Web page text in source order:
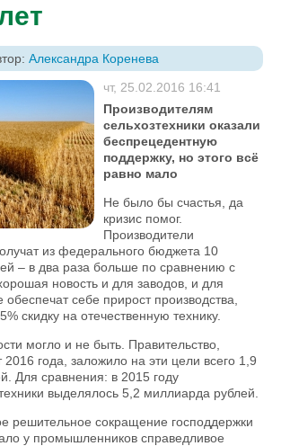
Александра Коренева
чт, 25.02.2016 16:41
Производителям
сельхозтехники оказали
беспрецедентную
поддержку, но этого всё
равно мало
Не было бы счастья, да
кризис помог.
Производители
из федерального бюджета 10
– в два раза больше по сравнению с
новость и для заводов, и для
себе прирост производства,
скидку на отечественную технику.
могло и не быть. Правительство,
года, заложило на эти цели всего 1,9
Для сравнения: в 2015 году
выделялось 5,2 миллиарда рублей.
решительное сокращение господдержки
у промышленников справедливое